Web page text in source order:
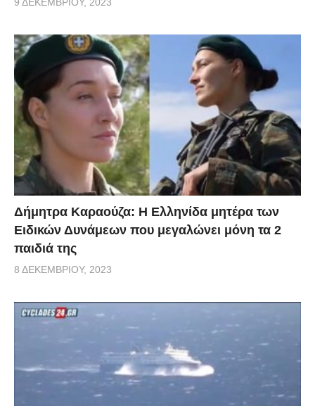
Δήμητρα Καραούζα: Η Ελληνίδα μητέρα των
Ειδικών Δυνάμεων που μεγαλώνει μόνη τα 2
παιδιά της
8 ΔΕΚΕΜΒΡΊΟΥ, 2023